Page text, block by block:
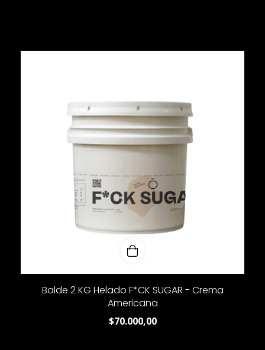
Balde 2 KG Helado F*CK SUGAR - Crema
Americana
$70.000,00